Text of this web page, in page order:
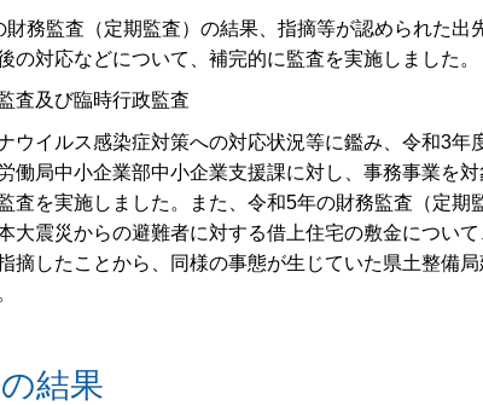
務監査（定期監査）の結果、指摘等が認められた出
の対応などについて、補完的に監査を実施しました。
及び臨時行政監査
ウイルス感染症対策への対応状況等に鑑み、令和3年
働局中小企業部中小企業支援課に対し、事務事業を
査を実施しました。また、令和5年の財務監査（定
大震災からの避難者に対する借上住宅の敷金につい
摘したことから、同様の事態が生じていた県土整備
結果